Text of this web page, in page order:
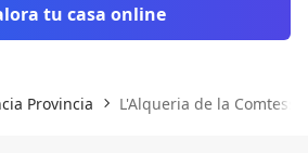
tu casa online
Provincia L'Alqueria de la Comtessa